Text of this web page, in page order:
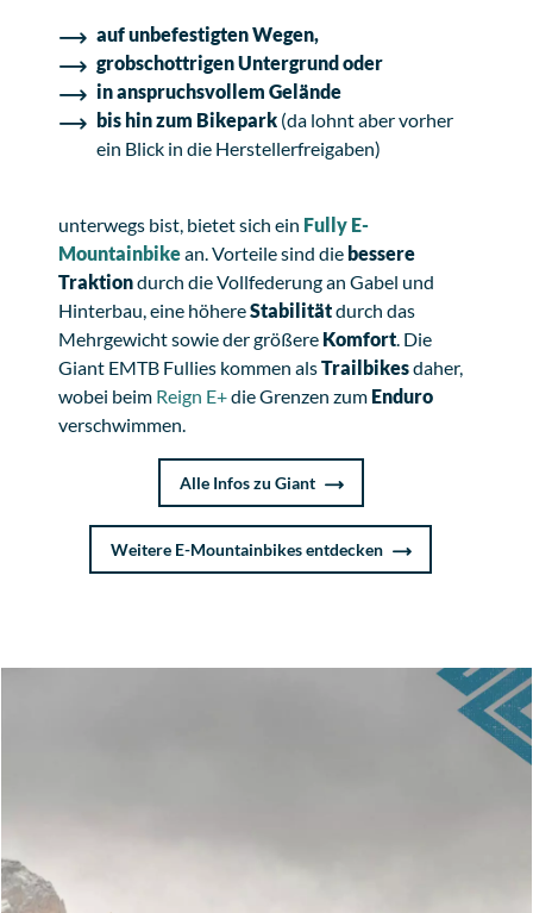
auf unbefestigten Wegen,
grobschottrigen Untergrund oder
in anspruchsvollem Gelände
bis hin zum Bikepark (da lohnt aber vorher
ein Blick in die Herstellerfreigaben)
unterwegs bist, bietet sich ein Fully E-
Mountainbikean. Vorteile sind die bessere
Traktiondurch die Vollfederung an Gabel und
Hinterbau, eine höhereStabilitätdurch das
Mehrgewicht sowie der größere Komfort. Die
Giant EMTB Fullies kommen alsTrailbikesdaher,
wobei beim Reign E+die Grenzen zum Enduro
verschwimmen.
Alle Infos zu Giant
Weitere E-Mountainbikes entdecken